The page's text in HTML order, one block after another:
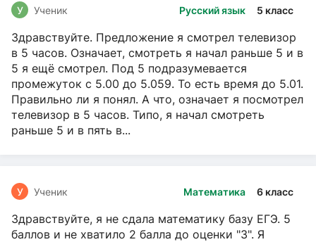
Русский язык 5 класс
У Ученик
Здравствуйте. Предложение я смотрел телевизор
в 5 часов. Означает, смотреть я начал раньше 5 и в
5 я ещё смотрел. Под 5 подразумевается
промежуток с 5.00 до 5.059. То есть время до 5.01.
Правильно ли я понял. А что, означает я посмотрел
телевизор в 5 часов. Типо, я начал смотреть
раньше 5 и в пять в...
Математика 6 класс
У Ученик
Здравствуйте, я не сдала математику базу ЕГЭ. 5
баллов и не хватило 2 балла до оценки "3". Я